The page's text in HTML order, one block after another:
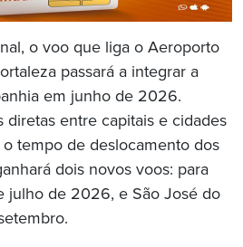
o voo que liga o Aeroporto
passará a integrar a
em junho de 2026.
diretas entre capitais e cidades
tempo de deslocamento dos
dois novos voos: para
julho de 2026, e São José do